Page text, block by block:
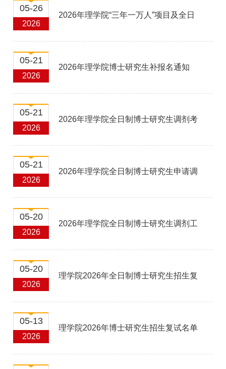
05-26
2026
2026年理学院“三年一万人”项目及全日
05-21
2026
2026年理学院博士研究生补报名通知
05-21
2026
2026年理学院全日制博士研究生调剂考
05-21
2026
2026年理学院全日制博士研究生申请调
05-20
2026
2026年理学院全日制博士研究生调剂工
05-20
2026
理学院2026年全日制博士研究生招生复
05-13
2026
理学院2026年博士研究生招生复试名单